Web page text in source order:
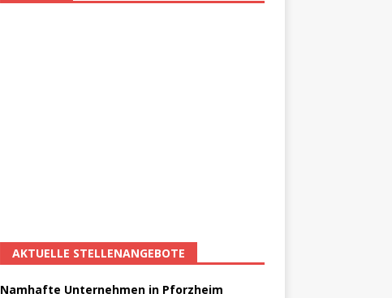
AKTUELLE STELLENANGEBOTE
Namhafte Unternehmen in Pforzheim